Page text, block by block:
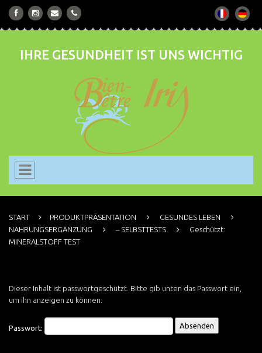
IHRE GESUNDHEIT IST UNS WICHTIG
START PRODUKTPRÄSENTATION
GESUNDES LEBEN
NAHRUNGSERGÄNZUNG
– SELBSTTESTS
Geschützt:
MINERALSTOFF TEST
Dieser Inhalt ist passwortgeschützt. Bitte gib unten das Passwort ein,
um ihn anzeigen zu können.
Passwort: